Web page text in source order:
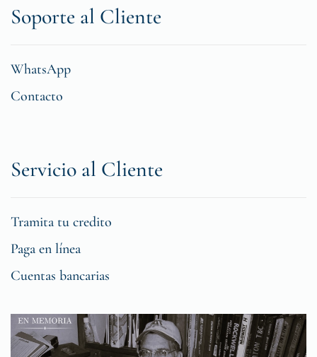
Soporte al Cliente
WhatsApp
Contacto
Servicio al Cliente
Tramita tu credito
Paga en línea
Cuentas bancarias